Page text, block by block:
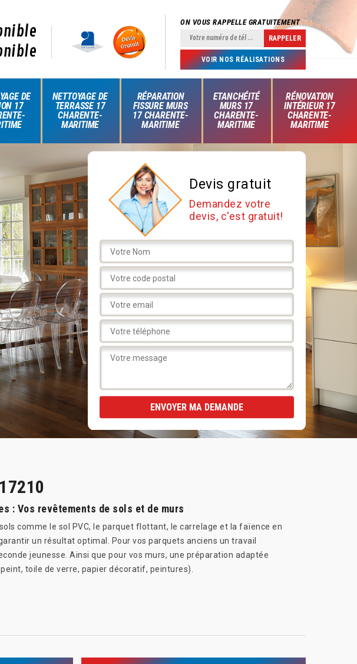
ON VOUS RAPPELLE GRATUITEMENT
VOIR NOS RÉALISATIONS
DE
17
NETTOYAGE DE
TERRASSE 17
CHARENTE-
MARITIME
RÉPARATION
FISSURE MURS
17 CHARENTE-
MARITIME
ETANCHÉITÉ
MURS 17
CHARENTE-
MARITIME
RÉNOVATION
INTÉRIEUR 17
CHARENTE-
MARITIME
Devis gratuit
Demandez votre
devis, c'est gratuit!
: Vos revêtements de sols et de murs
comme le sol PVC, le parquet flottant, le carrelage et la faïence en
un résultat optimal. Pour vos parquets anciens un travail
jeunesse. Ainsi que pour vos murs, une préparation adaptée
toile de verre, papier décoratif, peintures).